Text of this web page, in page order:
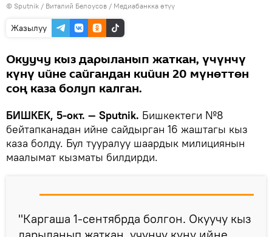
© Sputnik / Виталий Белоусов / Медиабанкка өтүү
Жазылуу
Окуучу кыз дарыланып жаткан, үчүнчү
күнү ийне сайгандан кийин 20 мүнөттөн
соң каза болуп калган.
БИШКЕК, 5-окт. — Sputnik. Бишкектеги №8
бейтапканадан ийне сайдырган 16 жаштагы кыз
каза болду. Бул тууралуу шаардык милициянын
маалымат кызматы билдирди.
"Каргаша 1-сентябрда болгон. Окуучу кыз